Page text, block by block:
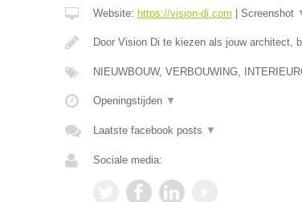
Website: https://vision-di.com Screenshot
Door Vision Di te kiezen als jouw architect,
NIEUWBOUW, VERBOUWING,
Openingstijden ▼
Laatste facebook posts ▼
Sociale media: